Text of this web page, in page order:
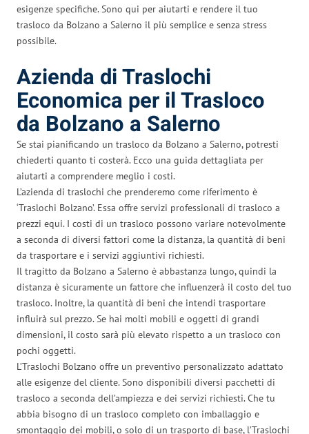
esigenze specifiche. Sono qui per aiutarti e rendere il tuo
trasloco da Bolzano a Salerno il più semplice e senza stress
possibile.
Azienda di Traslochi
Economica per il Trasloco
da Bolzano a Salerno
Se stai pianificando un trasloco da Bolzano a Salerno, potresti
chiederti quanto ti costerà. Ecco una guida dettagliata per
aiutarti a comprendere meglio i costi.
L’azienda di traslochi che prenderemo come riferimento è
‘Traslochi Bolzano’. Essa offre servizi professionali di trasloco a
prezzi equi. I costi di un trasloco possono variare notevolmente
a seconda di diversi fattori come la distanza, la quantità di beni
da trasportare e i servizi aggiuntivi richiesti.
Il tragitto da Bolzano a Salerno è abbastanza lungo, quindi la
distanza è sicuramente un fattore che influenzerà il costo del tuo
trasloco. Inoltre, la quantità di beni che intendi trasportare
influirà sul prezzo. Se hai molti mobili e oggetti di grandi
dimensioni, il costo sarà più elevato rispetto a un trasloco con
pochi oggetti.
L’Traslochi Bolzano offre un preventivo personalizzato adattato
alle esigenze del cliente. Sono disponibili diversi pacchetti di
trasloco a seconda dell’ampiezza e dei servizi richiesti. Che tu
abbia bisogno di un trasloco completo con imballaggio e
smontaggio dei mobili, o solo di un trasporto di base, l’Traslochi